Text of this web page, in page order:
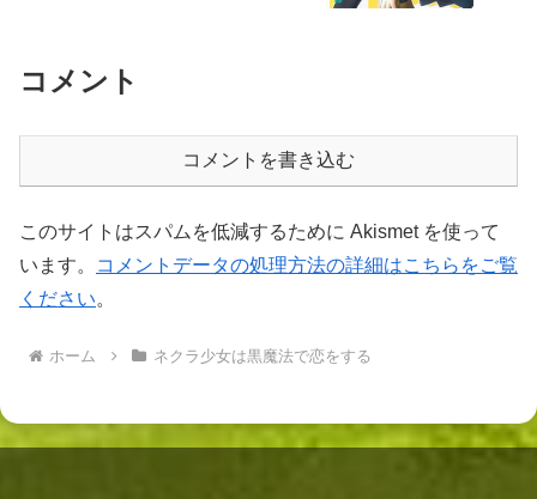
コメント
コメントを書き込む
このサイトはスパムを低減するために Akismet を使って
います。
コメントデータの処理方法の詳細はこちらをご覧
ください。
ホーム ネクラ少女は黒魔法で恋をする